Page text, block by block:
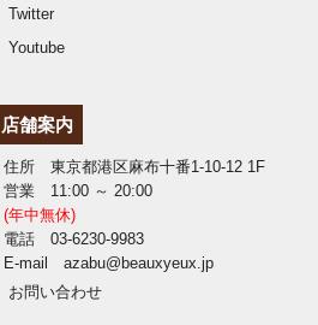
Twitter
Youtube
店舗案内
住所 東京都港区麻布十番1-10-12 1F
営業 11:00 ～ 20:00
(年中無休)
電話 03-6230-9983
E-mail azabu@beauxyeux.jp
お問い合わせ